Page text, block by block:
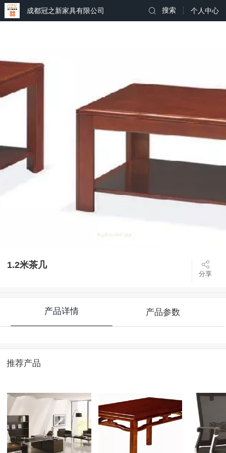
成都冠之新家具有限公司 个人中心
搜索
1.2米茶几
分享
产品详情 产品参数
推荐产品